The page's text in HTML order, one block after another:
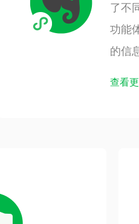
了不
功能
的信
查看